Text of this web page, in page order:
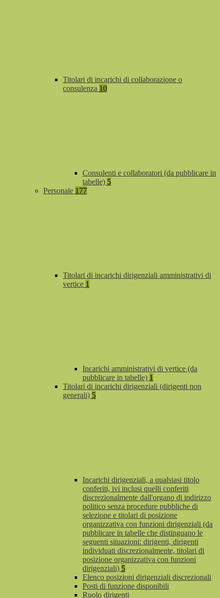
Titolari di incarichi di collaborazione o
consulenza 10
Consulenti e collaboratori (da pubblicare in
tabelle) 5
Personale 177
Titolari di incarichi dirigenziali amministrativi di
vertice 1
Incarichi amministrativi di vertice (da
pubblicare in tabelle) 1
Titolari di incarichi dirigenziali (dirigenti non
generali) 5
Incarichi dirigenziali, a qualsiasi titolo
conferiti, ivi inclusi quelli conferiti
discrezionalmente dall'organo di indirizzo
politico senza procedure pubbliche di
selezione e titolari di posizione
organizzativa con funzioni dirigenziali (da
pubblicare in tabelle che distinguano le
seguenti situazioni: dirigenti, dirigenti
individuati discrezionalmente, titolari di
posizione organizzativa con funzioni
dirigenziali) 5
Elenco posizioni dirigenziali discrezionali
Posti di funzione disponibili
Ruolo dirigenti